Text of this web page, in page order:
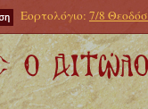
Εορτολόγιο: 7/8